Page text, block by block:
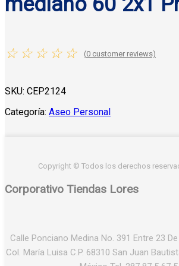
☆ ☆ ☆ ☆ ☆ (0 customer reviews)
SKU: CEP2124
Categoría: Aseo Personal
Copyright © Todos los derechos
Corporativo Tiendas Lores
Calle Ponciano Medina No. 391 Entre 23
Col. María Luisa C.P. 68310 San Juan